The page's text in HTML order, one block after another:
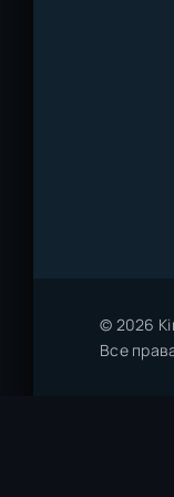
© 2026
Все